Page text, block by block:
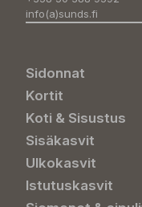
info(a)sunds.fi
Sidonnat
Kortit
Koti & Sisustus
Sisäkasvit
Ulkokasvit
Istutuskasvit